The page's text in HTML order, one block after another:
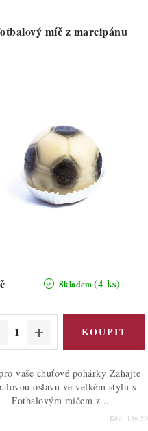
míč z marcipánu
Skladem(4 ks)
vaše chuťové pohárky Zahajte
oslavu ve velkém stylu s
Fotbalovým míčem z...
Kód: 136-